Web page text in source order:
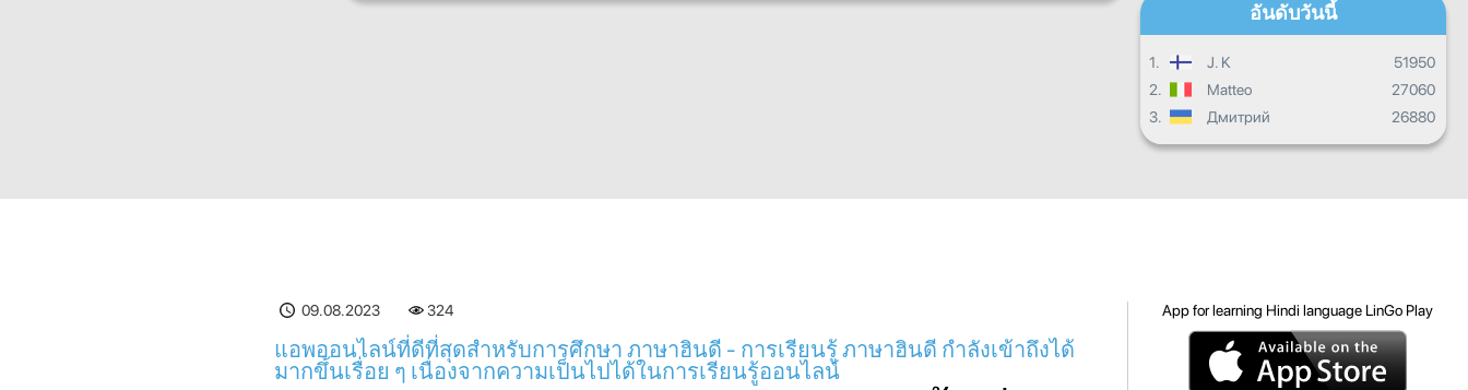
อันดับวันนี้
1. J. K
51950
2.
Matteo
27060
3.
Дмитрий 26880
09.08.2023 324
แอพออนไลน์ที่ดีที่สุดสำหรับการศึกษา ภาษาฮินดี - การเรียนรู้ ภาษาฮินดี กำลังเข้าถึงได้
มากขึ้นเรื่อย ๆ เนื่องจากความเป็นไปได้ในการเรียนรู้ออนไลน์
App for learning Hindi language LinGo Play